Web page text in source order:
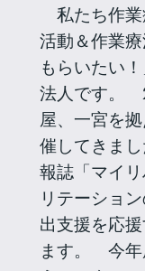
私たち作
活動＆作業
もらいたい
法人です。
屋、一宮を
催してきま
報誌「マイ
リテーショ
出支援を応
ます。 今